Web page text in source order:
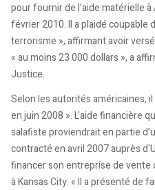
pour fournir de l’aide matérielle
février 2010. Il a plaidé coupable
terrorisme », affirmant avoir
« au moins 23 000 dollars », a
Justice.
Selon les autorités américaines,
en juin 2008 ». L'aide financière
salafiste proviendrait en partie
contracté en avril 2007 auprès
financer son entreprise de vente
à Kansas City. « Il a présenté de